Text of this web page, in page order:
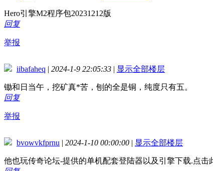
Hero引擎M2程序包20231212版
回复
举报
iibafaheq | 2024-1-9 22:05:33 | 显示全部楼层
锄和日当午，挖矿真*苦，刨的全是铜，纯度只有五。
回复
举报
bvowvkfprnu | 2024-1-10 00:00:00 | 显示全部楼层
他也玩传奇论坛-提供的单机配套登陆器以及引擎下载.点击